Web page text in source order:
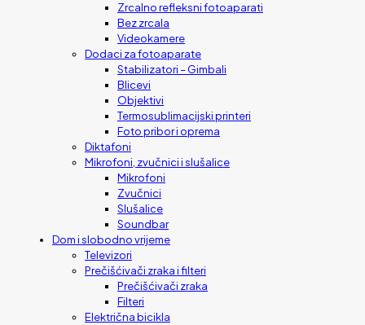
Zrcalno refleksni fotoaparati
Bez zrcala
Videokamere
Dodaci za fotoaparate
Stabilizatori – Gimbali
Blicevi
Objektivi
Termosublimacijski printeri
Foto pribor i oprema
Diktafoni
Mikrofoni, zvučnici i slušalice
Mikrofoni
Zvučnici
Slušalice
Soundbar
Dom i slobodno vrijeme
Televizori
Prečišćivači zraka i filteri
Prečišćivači zraka
Filteri
Električna bicikla